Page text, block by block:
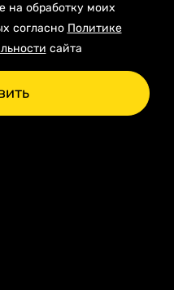
на обработку моих
согласно Политике
сайта